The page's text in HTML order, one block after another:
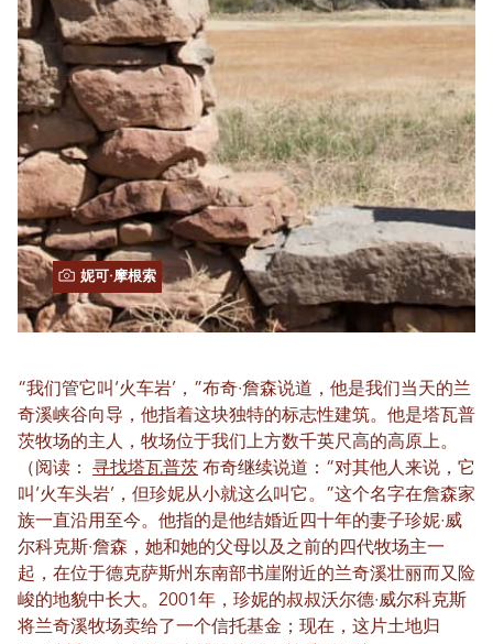
妮可·摩根索
“我们管它叫‘火车岩’，”布奇·詹森说道，他是我们当天的兰
奇溪峡谷向导，他指着这块独特的标志性建筑。他是塔瓦普
茨牧场的主人，牧场位于我们上方数千英尺高的高原上。
（阅读： 寻找塔瓦普茨 布奇继续说道：“对其他人来说，它
叫‘火车头岩’，但珍妮从小就这么叫它。”这个名字在詹森家
族一直沿用至今。他指的是他结婚近四十年的妻子珍妮·威
尔科克斯·詹森，她和她的父母以及之前的四代牧场主一
起，在位于德克萨斯州东南部书崖附近的兰奇溪壮丽而又险
峻的地貌中长大。2001年，珍妮的叔叔沃尔德·威尔科克斯
将兰奇溪牧场卖给了一个信托基金；现在，这片土地归